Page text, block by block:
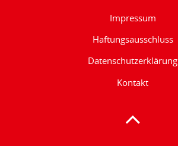
Impressum
Haftungsausschluss
Datenschutzerklärung
Kontakt